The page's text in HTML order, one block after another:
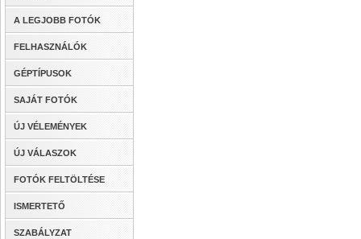
A LEGJOBB FOTÓK
FELHASZNÁLÓK
GÉPTÍPUSOK
SAJÁT FOTÓK
ÚJ VÉLEMÉNYEK
ÚJ VÁLASZOK
FOTÓK FELTÖLTÉSE
ISMERTETŐ
SZABÁLYZAT